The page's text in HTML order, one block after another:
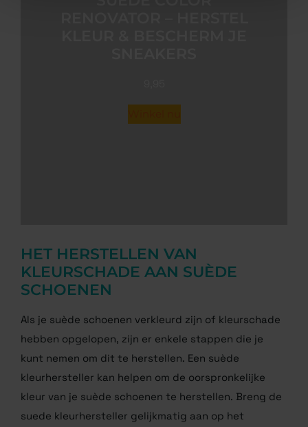
HET HERSTELLEN VAN
KLEURSCHADE AAN SUÈDE
SCHOENEN
Als je suède schoenen verkleurd zijn of kleurschade
hebben opgelopen, zijn er enkele stappen die je
kunt nemen om dit te herstellen. Een suède
kleurhersteller kan helpen om de oorspronkelijke
kleur van je suède schoenen te herstellen. Breng de
suede kleurhersteller gelijkmatig aan op het